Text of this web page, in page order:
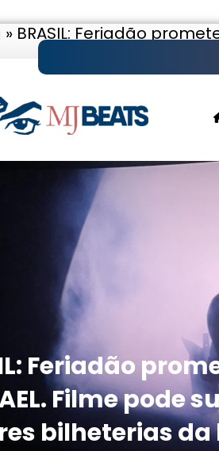
» BRASIL: Feriadão
Feriadão
Filme pode
bilheterias